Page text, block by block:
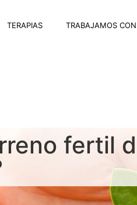
TERAPIAS TRABAJAMOS CON
fertil